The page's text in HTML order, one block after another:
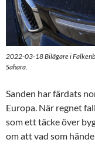
2022-03-18 Bilägare i
Sahara.
Sanden har färdats
Europa. När regnet
som ett täcke över
om att vad som